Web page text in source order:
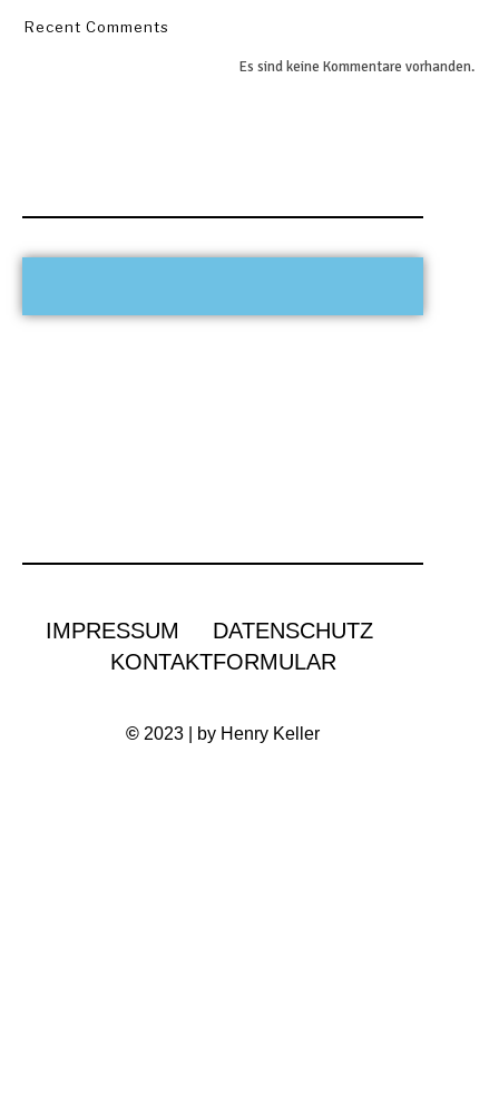
Recent Comments
Es sind keine Kommentare vorhanden.
IMPRESSUM
DATENSCHUTZ
KONTAKTFORMULAR
© 2023 | by Henry Keller